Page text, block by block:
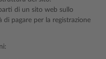
di un sito web sullo
di pagare per la registrazione